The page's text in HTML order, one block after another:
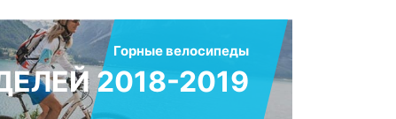
Горные велосипеды
2018-2019